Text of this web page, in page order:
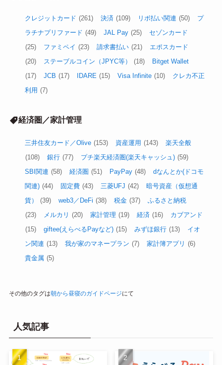
クレジットカード (261) 決済 (109) リボ払い関連 (50)
プ
ラチナプリファード (49) JAL Pay (25)
セゾンカード
(25)
ファミペイ (23) 請求書払い (21)
エポスカード
(20)
ステーブルコイン（JPYC等） (18)
Bitget Wallet
(17)
JCB (17) IDARE (15) Visa Infinite (10)
クレカ不正
利用 (7)
経済圏／家計管理
三井住友カード／Olive (153) 資産運用 (143)
楽天全般
(108)
銀行 (77) プチ楽天経済圏(楽天キャッシュ) (59)
SBI関連 (58) 経済圏 (51) PayPay (48)
dなんとか(ドコモ
関連) (44) 固定費 (43) 三菱UFJ (42)
暗号資産（仮想通
貨）
(39) web3／DeFi (38) 税金 (37)
ふるさと納税
(23)
メルカリ (20) 家計管理 (19) 経済 (16)
カブアンド
(15)
giftee(えらべるPayなど) (15) みずほ銀行 (13)
イオ
ン関連 (13) 我が家のマネープラン (7) 家計簿アプリ (6)
貴金属 (5)
その他のタグは朝から昼寝のガイドページにて
人気記事